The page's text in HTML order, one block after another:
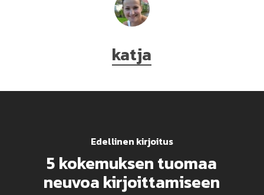
katja
Edellinen kirjoitus
5 kokemuksen tuomaa
neuvoa kirjoittamiseen